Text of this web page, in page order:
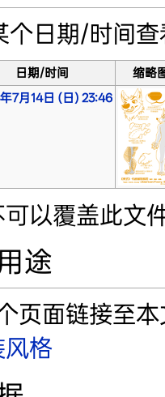
个日期/时间
日期/时间
缩略
7月14日 (日) 23:46
可以覆盖此文
途
页面链接至
格